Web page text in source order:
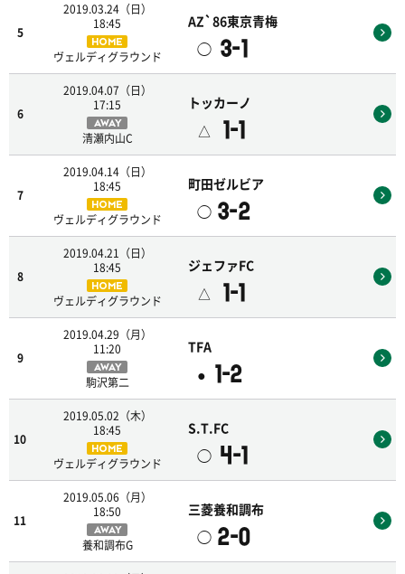
5
2019.03.24（日）
18:45
HOME
ヴェルディグラウンド
AZ`86東京青梅
◯ 3-1
6
2019.04.07（日）
17:15
AWAY
清瀬内山C
トッカーノ
△ 1-1
7
2019.04.14（日）
18:45
HOME
ヴェルディグラウンド
町田ゼルビア
◯ 3-2
8
2019.04.21（日）
18:45
HOME
ヴェルディグラウンド
ジェファFC
△ 1-1
9
2019.04.29（月）
11:20
AWAY
駒沢第二
TFA
● 1-2
10
2019.05.02（木）
18:45
HOME
ヴェルディグラウンド
S.T.FC
◯ 4-1
11
2019.05.06（月）
18:50
AWAY
養和調布G
三菱養和調布
◯ 2-0